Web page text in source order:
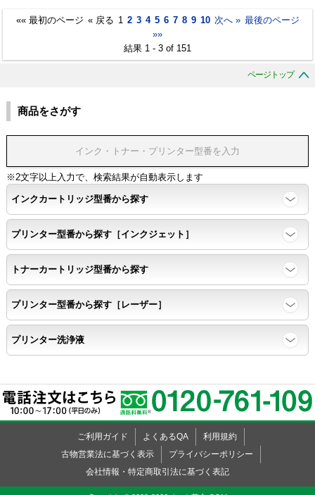
«« 最初のページ « 戻る 1 2 3 4 5 6 7 8 9 10 次へ » 最後のページ
»»
結果 1 - 3 of 151
ページトップ
商品をさがす
※2文字以上入力で、検索結果が自動表示します
インクカートリッジ型番から探す
プリンター型番から探す［インクジェット］
トナーカートリッジ型番から探す
プリンター型番から探す［レーザー］
プリンター洗浄液
ご利用ガイド よくあるQA
利用規約
古物営業法に基づく表示
プライバシーポリシー
会社情報・特定商取引法に基づく表記